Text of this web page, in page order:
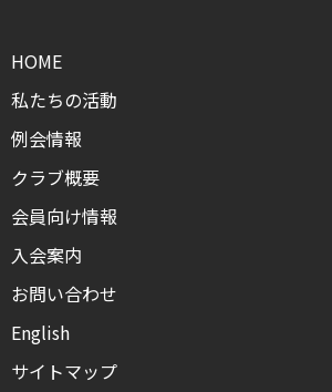
HOME
私たちの活動
例会情報
クラブ概要
会員向け情報
入会案内
お問い合わせ
English
サイトマップ